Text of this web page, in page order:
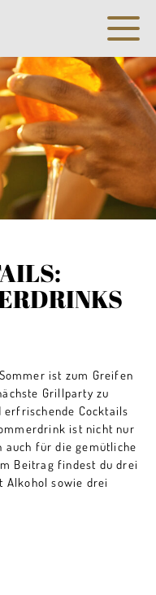
ist zum Greifen
Grillparty zu
erfrischende Cocktails
ist nicht nur
für die gemütliche
Beitrag findest du drei
Alkohol sowie drei